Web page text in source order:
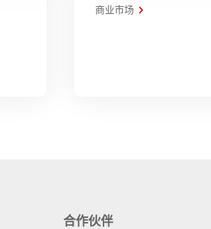
商业市场
合作伙伴